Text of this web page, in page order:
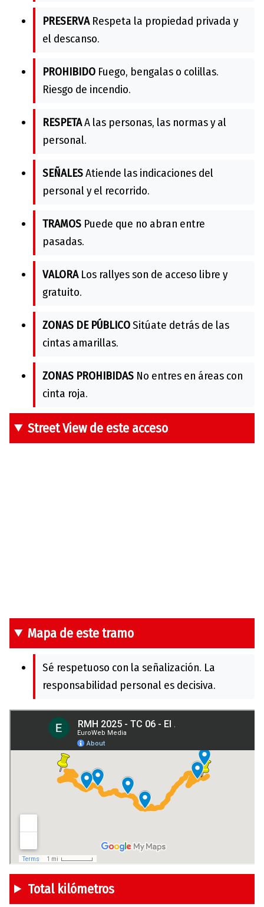
PRESERVARespeta la propiedad privada y
el descanso.
PROHIBIDO Fuego, bengalas o colillas.
Riesgo de incendio.
RESPETAA las personas, las normas y al
personal.
SEÑALESAtiende las indicaciones del
personal y el recorrido.
TRAMOS Puede que no abran entre
pasadas.
VALORALos rallyes son de acceso libre y
gratuito.
ZONAS DE PÚBLICOSitúate detrás de las
cintas amarillas.
ZONAS PROHIBIDAS No entres en áreas con
cinta roja.
Street View de este acceso
Mapa de este tramo
Sé respetuoso con la señalización. La
responsabilidad personal es decisiva.
Total kilómetros